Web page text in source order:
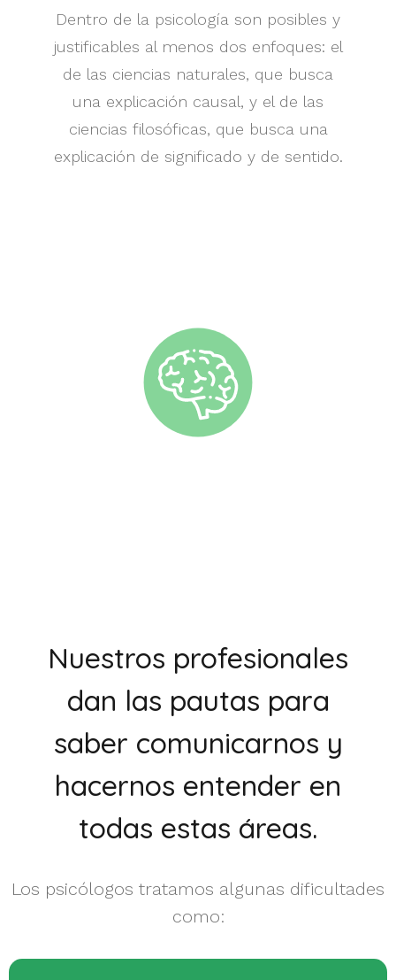
Dentro de la psicología son posibles y
justificables al menos dos enfoques: el
de las ciencias naturales, que busca
una explicación causal, y el de las
ciencias filosóficas, que busca una
explicación de significado y de sentido.
Nuestros profesionales
dan las pautas para
saber comunicarnos y
hacernos entender en
todas estas áreas.
Los psicólogos tratamos algunas dificultades
como: